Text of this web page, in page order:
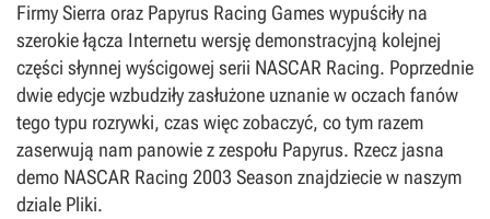
Firmy Sierra oraz Papyrus Racing Games wypuściły na
szerokie łącza Internetu wersję demonstracyjną kolejnej
części słynnej wyścigowej serii NASCAR Racing. Poprzednie
dwie edycje wzbudziły zasłużone uznanie w oczach fanów
tego typu rozrywki, czas więc zobaczyć, co tym razem
zaserwują nam panowie z zespołu Papyrus. Rzecz jasna
demo NASCAR Racing 2003 Season znajdziecie w naszym
dziale Pliki.